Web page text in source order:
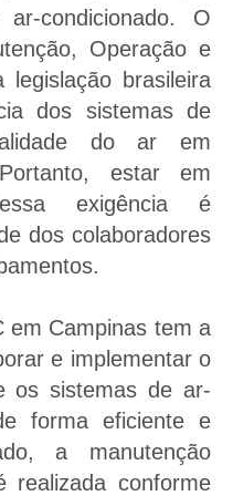
e negócios
Manutenção,
de PMOC
condicionado. O
Operação e
legislação brasileira
dos sistemas de
do ar em
estar em
exigência é
dos colaboradores
em Campinas tem a
e implementar o
os sistemas de ar-
forma eficiente e
a manutenção
realizada conforme